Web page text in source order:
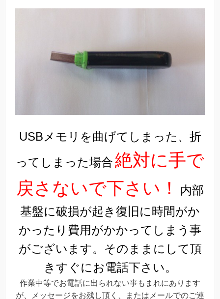
USBメモリを曲げてしまった、折
ってしまった場合絶対に手で
戻さないで下さい！
内部
基盤に破損が起き復旧に時間がか
かったり費用がかかってしまう事
がございます。そのままにして頂
きすぐにお電話下さい。
作業中等でお電話に出られない事もまれにあります
が、メッセージをお残し頂く、またはメールでのご連